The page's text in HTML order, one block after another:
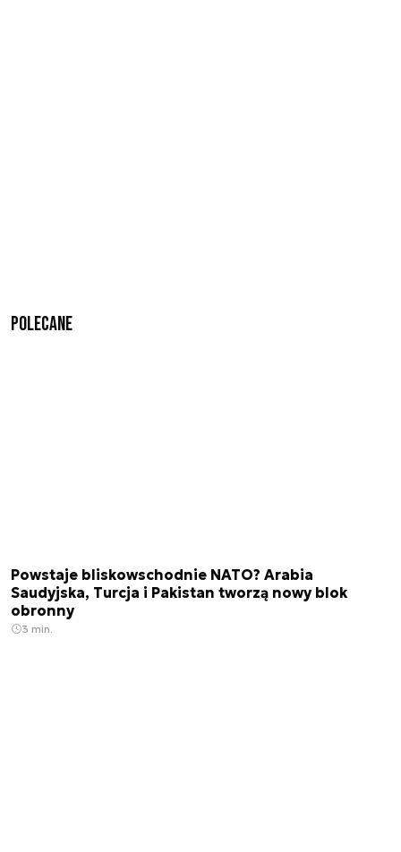
Polecane
Powstaje bliskowschodnie NATO? Arabia
Saudyjska, Turcja i Pakistan tworzą nowy blok
obronny
3 min.